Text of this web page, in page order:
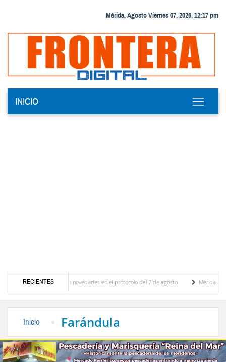
Mérida, Agosto Viernes 07, 2026, 12:17 pm
INICIO
RECIENTES
y se conocieron novedades en el protocolo del 7 de agosto
Mérida territorio
Inicio Farándula